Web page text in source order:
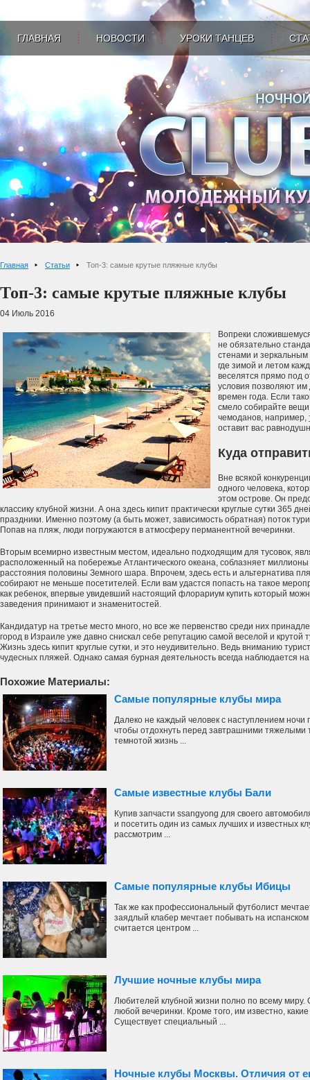
ГЛАВНАЯ НОВОСТИ УРОКИ ТАНЦЕВ
Главная Статьи Топ-3: самые крутые пляжные клубы
Топ-3: самые крутые пляжные клубы
04 Июль 2016
Вопреки
не обязательно
стенами и
где зимой и летом
веселятся прямо под
условия позволяют им
времен года. Если
смело собирайте
чемоданов, например,
оставит вас
Куда
Вне всякой
одного человека,
этом острове. Он
классику клубной жизни. А она здесь кипит практически круглые сутки 365
праздники. Именно поэтому (а быть может, зависимость обратная) поток
Попав на пляж, люди погружаются в атмосферу перманентной вечеринки.
Вторым всемирно известным местом, идеально подходящим для тусовок,
расположенный на побережье Атлантического океана, соблазняет
расстояния половины Земного шара. Впрочем, здесь есть и альтернатива
собирают не меньше посетителей. Если вам удастся попасть на такое
как ребенок, впервые увидевший настоящий флорариум купить который
заведения принимают и знаменитостей.
Кандидатур на третье место много, но все же первенство среди них
город в Израиле уже давно снискал себе репутацию самой веселой и крутой
Жизнь здесь кипит круглые сутки, и это неудивительно. Ведь вниманию
чудесных пляжей. Однако самая бурная деятельность всегда наблюдается
Похожие Материалы:
Самые популярные клубы мира
Далеко не каждый человек с наступлением ночи
чтобы отдохнуть перед завтрашними тяжелыми
темнотой жизнь ...
Самые известные клубы Бали
Купив запчасти ssangyong для своего
и посетить один из самых лучших и известных
рассмотрим ...
Самые популярные клубы Ибицы
Так же как профессиональный футболист
заядлый клабер мечтает побывать на
считается центром ...
Лучшие ночные клубы мира
Любителей клубной жизни полно по всему
любой вечеринки. Кроме того, им известно,
Существует специальный ...
Ночные клубы Москвы. Отличия от